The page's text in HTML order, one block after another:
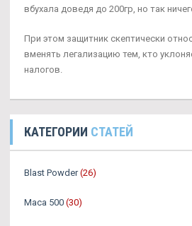
вбухала доведя до 200гр, но так
При этом защитник скептически
вменять легализацию тем, кто
налогов.
КАТЕГОРИИ СТАТЕЙ
Blast Powder (26)
Maca 500 (30)